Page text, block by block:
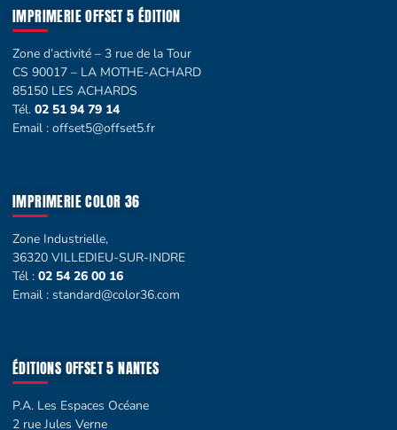
IMPRIMERIE OFFSET 5 ÉDITION
Zone d’activité – 3 rue de la Tour
CS 90017 – LA MOTHE-ACHARD
85150 LES ACHARDS
Tél. 02 51 94 79 14
Email : offset5@offset5.fr
IMPRIMERIE COLOR 36
Zone Industrielle,
36320 VILLEDIEU-SUR-INDRE
Tél : 02 54 26 00 16
Email : standard@color36.com
ÉDITIONS OFFSET 5 NANTES
P.A. Les Espaces Océane
2 rue Jules Verne